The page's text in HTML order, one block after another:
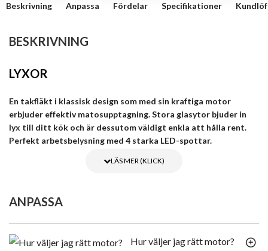
Beskrivning Anpassa Fördelar Specifikationer
BESKRIVNING
LYXOR
En takfläkt i klassisk design som med sin kraftiga motor
erbjuder effektiv matosupptagning. Stora glasytor bjuder in
lyx till ditt kök och är dessutom väldigt enkla att hålla rent.
Perfekt arbetsbelysning med 4 starka LED-spottar.
Dessutom är enheten utrustad med högteknologisk och pålitlig
elektronik .
Köksfläkten är utrustad med 4 energi sparsamma LED spottar som
ANPASSA
Hur väljer jag rätt motor?